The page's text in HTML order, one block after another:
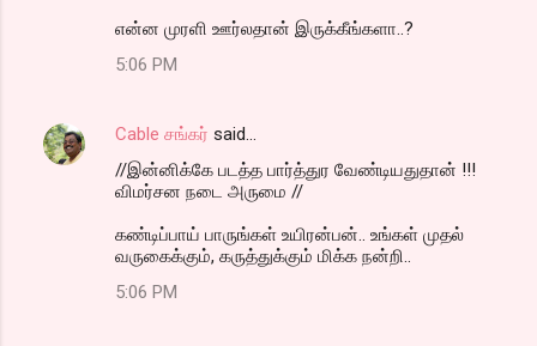
என்ன முரளி ஊர்லதான் இருக்கீங்களா..?
5:06 PM
Cable சங்கர் said…
//இன்னிக்கே படத்த பார்த்துர வேண்டியதுதான் !!!
விமர்சன நடை அருமை //
கண்டிப்பாய் பாருங்கள் உயிரன்பன்.. உங்கள் முதல்
வருகைக்கும், கருத்துக்கும் மிக்க நன்றி..
5:06 PM